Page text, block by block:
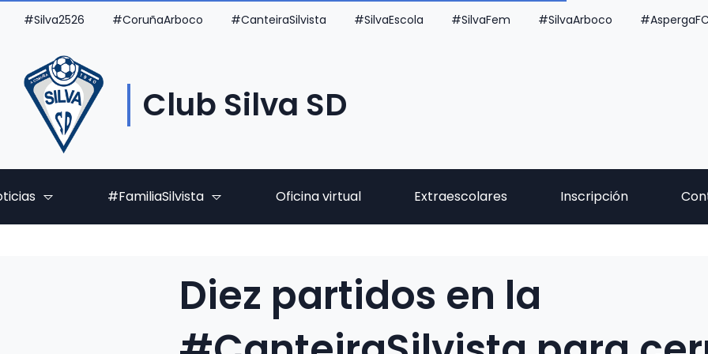
#Silva2526 #CoruñaArboco #CanteiraSilvista #SilvaEscola #SilvaFem #SilvaArboco #AspergaFC
Club Silva SD
#FamiliaSilvista Oficina virtual Extraescolares Inscripción
Diez partidos en la